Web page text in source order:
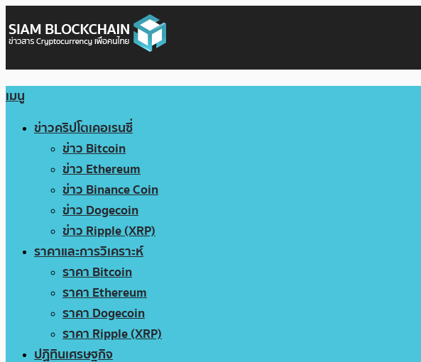
เมนู
ข่าวคริปโตเคอเรนซี่
ข่าว Bitcoin
ข่าว Ethereum
ข่าว Binance Coin
ข่าว Dogecoin
ข่าว Ripple (XRP)
ราคาและการวิเคราะห์
ราคา Bitcoin
ราคา Ethereum
ราคา Dogecoin
ราคา Ripple (XRP)
ปฏิทินเศรษฐกิจ